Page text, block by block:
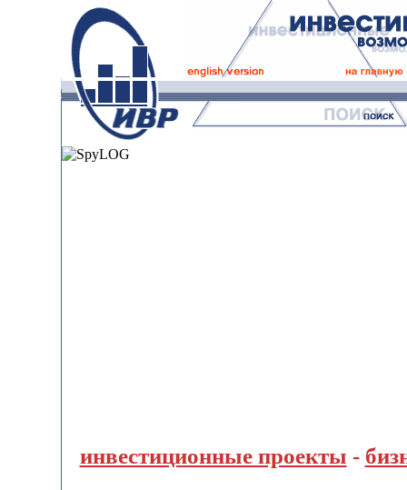
инвестиционные проекты -